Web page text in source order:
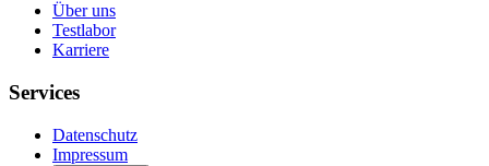
Über uns
Testlabor
Karriere
Services
Datenschutz
Impressum